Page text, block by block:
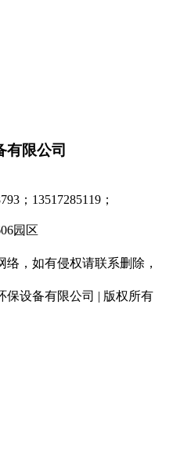
有限公司
；13517285119；
园区
，如有侵权请联系删除，
保设备有限公司 | 版权所有